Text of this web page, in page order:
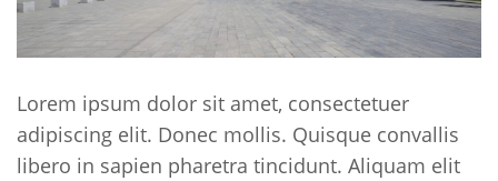
Lorem ipsum dolor sit amet, consectetuer
adipiscing elit. Donec mollis. Quisque convallis
libero in sapien pharetra tincidunt. Aliquam elit